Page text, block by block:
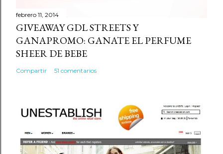
r
i
o
febrero 11, 2014
GIVEAWAY GDL STREETS Y
GANAPROMO: GANATE EL PERFUME
SHEER DE BEBE
Compartir 51 comentarios